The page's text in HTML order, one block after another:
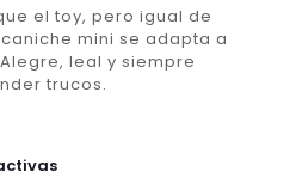
el toy, pero igual de
mini se adapta a
leal y siempre
trucos.